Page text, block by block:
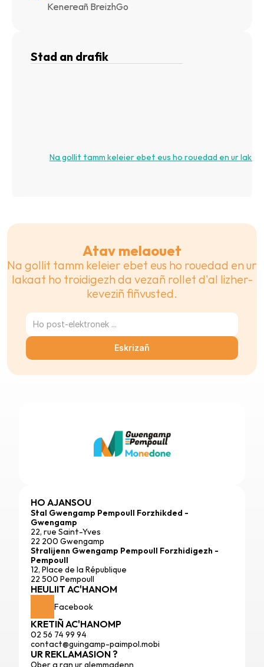
Kenereañ BreizhGo
Stad an drafik
Na gollit tamm keleier ebet eus ho rouedad en ur
Atav melaouet
Na gollit tamm keleier ebet eus ho rouedad en ur
lakaat ho troidigezh da vezañ rollet d'al lizher-
keveziñ fiñvusted.
Eskrizañ
HO AJANSOU
Stal Gwengamp Pempoull Forzhikded -
Gwengamp
22, rue Saint-Yves
22 200 Gwengamp
Stralijenn Gwengamp Pempoull Forzhidigezh -
Pempoull
12, Place de la République
22 500 Pempoull
HEULIIT AC'HANOM
Facebook
KRETIÑ AC'HANOMP
02 56 74 99 94
contact@guingamp-paimpol.mobi
UR REKLAMASION ?
Ober a ran ur glemmadenn